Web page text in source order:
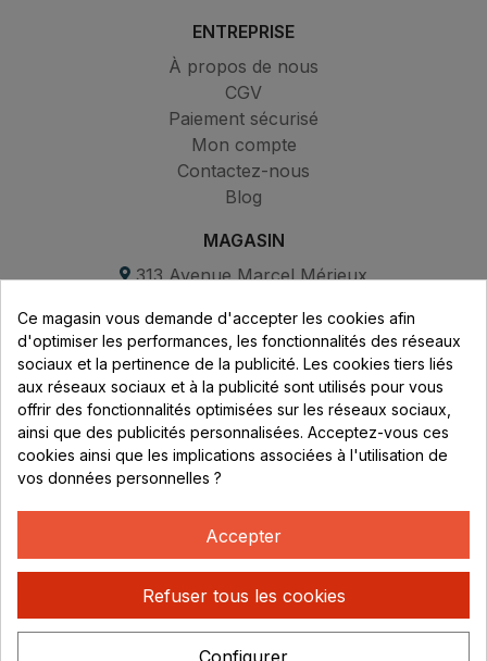
ENTREPRISE
À propos de nous
CGV
Paiement sécurisé
Mon compte
Contactez-nous
Blog
MAGASIN
313 Avenue Marcel Mérieux
69530 Brignais
Lundi au vendredi :
8h - 16h
uniquement sur Rendez-vous
CONTACT
04 78 37 00 68
contact@rhonephilatelie.fr
Ce magasin vous demande d'accepter les cookies afin
d'optimiser les performances, les fonctionnalités des réseaux
sociaux et la pertinence de la publicité. Les cookies tiers liés
aux réseaux sociaux et à la publicité sont utilisés pour vous
offrir des fonctionnalités optimisées sur les réseaux sociaux,
ainsi que des publicités personnalisées. Acceptez-vous ces
cookies ainsi que les implications associées à l'utilisation de
vos données personnelles ?
Accepter
Refuser tous les cookies
Configurer